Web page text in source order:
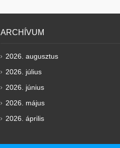
ARCHÍVUM
2026. augusztus
2026. július
2026. június
2026. május
2026. április